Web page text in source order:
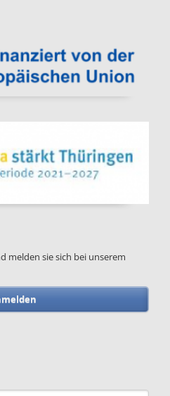
melden sie sich bei unserem